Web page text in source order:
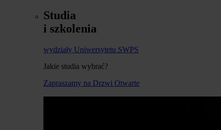
Studia
i szkolenia
wydziały Uniwersytetu SWPS
Jakie studia wybrać?
Zapraszamy na Drzwi Otwarte